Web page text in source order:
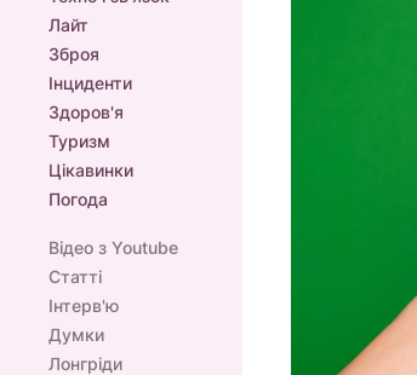
Лайт
Зброя
Інциденти
Здоров'я
Туризм
Цікавинки
Погода
Відео з Youtube
Статті
Інтерв'ю
Думки
Лонгріди